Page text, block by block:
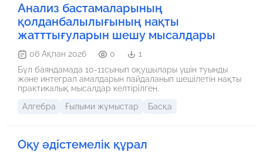
Анализ бастамаларының
қолданбалылығының нақты
жатттығуларын шешу мысалдары
06 Ақпан 2026 0
1
Бұл баяндамада 10-11сынып оқушылары үшін туынды
және интеграл амалдарын пайдаланып шешілетін нақты
практикалық мысалдар келтірілген.
Алгебра
Ғылыми жұмыстар Басқа
Оқу әдістемелік құрал